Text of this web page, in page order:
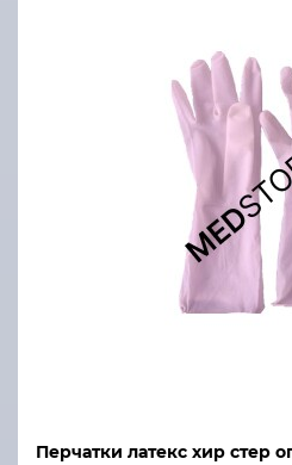
Перчатки латекс хир стер